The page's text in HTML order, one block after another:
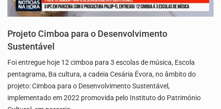
Projeto Cimboa para o Desenvolvimento
Sustentável
Foi entregue hoje 12 cimboa para 3 escolas de música, Escola
pentagrama, Ba cultura, a cadeia Cesária Évora, no âmbito do
projeto: Cimboa para o Desenvolvimento Sustentável,
implementado em 2022 promovida pelo Instituto do Património